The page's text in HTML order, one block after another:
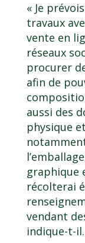
« Je
travaux
vente en
réseaux
procurer
afin de
aussi des
physique
graphique
récolterai
vendant
indique-t-il.